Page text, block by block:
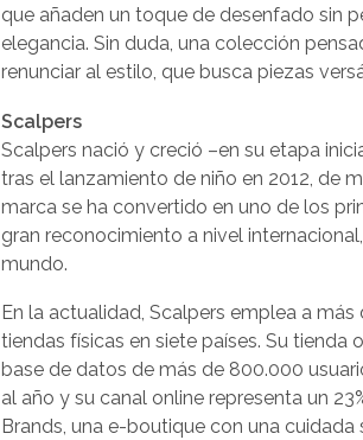
que añaden un toque de desenfado sin
elegancia. Sin duda, una colección
renunciar al estilo, que busca piezas
Scalpers
Scalpers nació y creció –en su etapa
tras el lanzamiento de niño en 2012, de
marca se ha convertido en uno de los
gran reconocimiento a nivel
mundo.
En la actualidad, Scalpers emplea a
tiendas físicas en siete países. Su
base de datos de más de 800.000
al año y su canal online representa un
Brands, una e-boutique con una